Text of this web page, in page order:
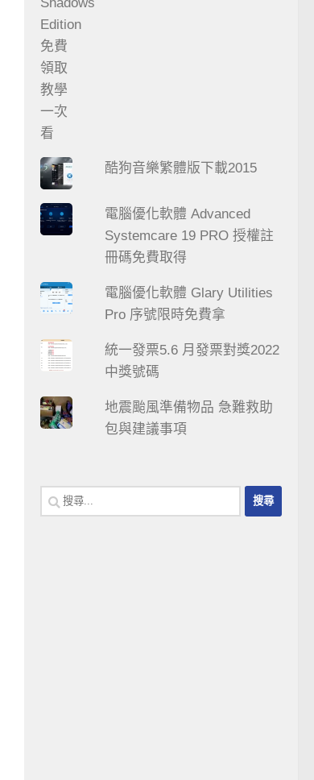
酷狗音樂繁體版下載2015
電腦優化軟體 Advanced
Systemcare 19 PRO 授權註
冊碼免費取得
電腦優化軟體 Glary Utilities
Pro 序號限時免費拿
統一發票5.6 月發票對獎2022
中獎號碼
地震颱風準備物品 急難救助
包與建議事項
搜
尋